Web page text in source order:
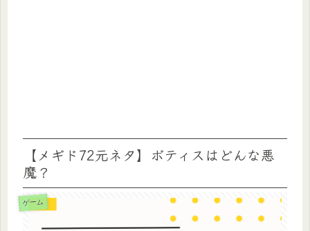
【メギド72元ネタ】ボティスはどんな悪
魔？
ゲーム